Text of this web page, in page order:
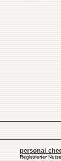
personal
Registrierter